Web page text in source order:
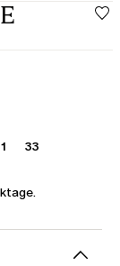
33